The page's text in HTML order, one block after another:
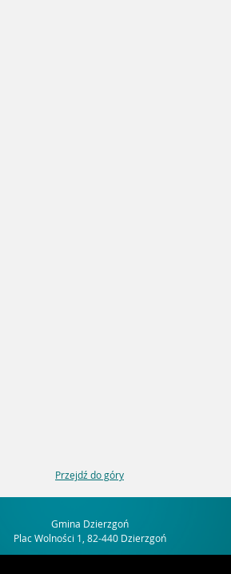
Przejdź do góry
Gmina Dzierzgoń
Plac Wolności 1, 82-440 Dzierzgoń